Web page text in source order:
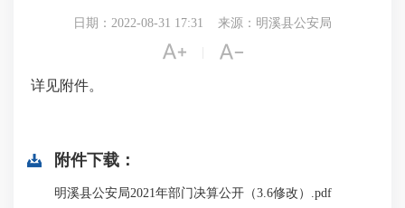
日期：2022-08-31 17:31 来源：明溪县公安局
 
详见附件。
附件下载：
明溪县公安局2021年部门决算公开（3.6修改）.pdf